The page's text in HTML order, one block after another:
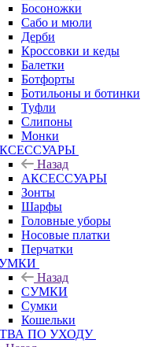
Босоножки
Сабо и мюли
Дерби
Кроссовки и кеды
Балетки
Ботфорты
Ботильоны и ботинки
Туфли
Слипоны
Монки
Назад
АКСЕССУАРЫ
Зонты
Шарфы
Головные уборы
Носовые платки
Перчатки
Назад
СУМКИ
Сумки
Кошельки
ПО УХОДУ